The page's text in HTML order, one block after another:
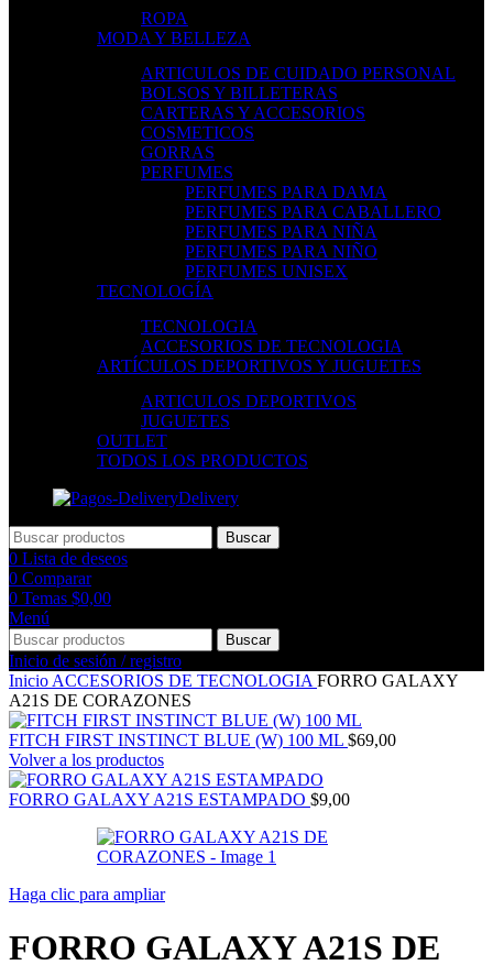
ROPA
MODA Y BELLEZA
ARTICULOS DE CUIDADO PERSONAL
BOLSOS Y BILLETERAS
CARTERAS Y ACCESORIOS
COSMETICOS
GORRAS
PERFUMES
PERFUMES PARA DAMA
PERFUMES PARA CABALLERO
PERFUMES PARA NIÑA
PERFUMES PARA NIÑO
PERFUMES UNISEX
TECNOLOGÍA
TECNOLOGIA
ACCESORIOS DE TECNOLOGIA
ARTÍCULOS DEPORTIVOS Y JUGUETES
ARTICULOS DEPORTIVOS
JUGUETES
OUTLET
TODOS LOS PRODUCTOS
Delivery
Buscar
0 Lista de deseos
0 Comparar
0 Temas $0,00
Menú
Buscar
Inicio de sesión / registro
Inicio ACCESORIOS DE TECNOLOGIA FORRO GALAXY
A21S DE CORAZONES
FITCH FIRST INSTINCT BLUE (W) 100 ML $69,00
Volver a los productos
FORRO GALAXY A21S ESTAMPADO $9,00
Haga clic para ampliar
FORRO GALAXY A21S DE